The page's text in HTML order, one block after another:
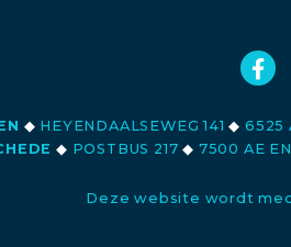
◆ HEYENDAALSEWEG 141◆ 6525
◆ POSTBUS 217◆ 7500 AE
Deze website wordt